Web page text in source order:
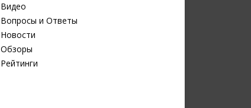
Видео
Вопросы и Ответы
Новости
Обзоры
Рейтинги